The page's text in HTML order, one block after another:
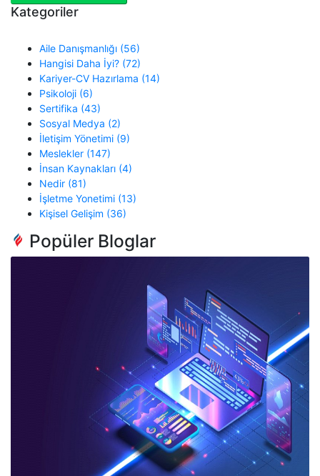
Kategoriler
Aile Danışmanlığı (56)
Hangisi Daha İyi? (72)
Kariyer-CV Hazırlama (14)
Psikoloji (6)
Sertifika (43)
Sosyal Medya (2)
İletişim Yönetimi (9)
Meslekler (147)
İnsan Kaynakları (4)
Nedir (81)
İşletme Yonetimi (13)
Kişisel Gelişim (36)
Popüler Bloglar